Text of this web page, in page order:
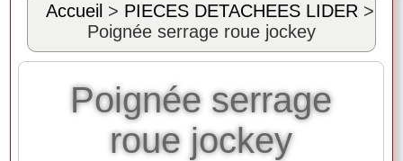
Accueil > PIECES DETACHEES LIDER >
Poignée serrage roue jockey
Poignée serrage
roue jockey